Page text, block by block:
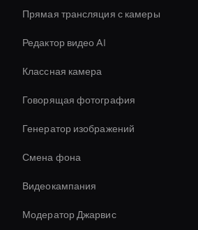
Прямая трансляция с камеры
Редактор видео AI
Классная камера
Говорящая фотография
Генератор изображений
Смена фона
Видеокампания
Модератор Джарвис